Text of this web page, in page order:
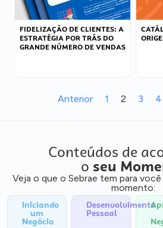
FIDELIZAÇÃO DE CLIENTES: A
ESTRATÉGIA POR TRÁS DO
GRANDE NÚMERO DE VENDAS
Anterior 1 2 3 4
Conteúdos de
o seu
Veja o que o Sebrae tem para
momento:
Iniciando
um
Negócio
Desenvolvimento
Pessoal